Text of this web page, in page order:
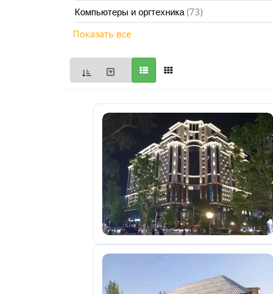
объявления
Компьютеры и оргтехника (73)
Показать все